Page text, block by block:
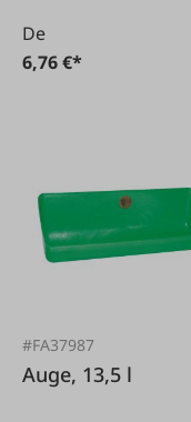
De
6,76 €*
#FA37987
Auge, 13,5 l